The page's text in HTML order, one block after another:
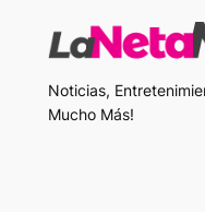
Noticias,
Mucho Más!